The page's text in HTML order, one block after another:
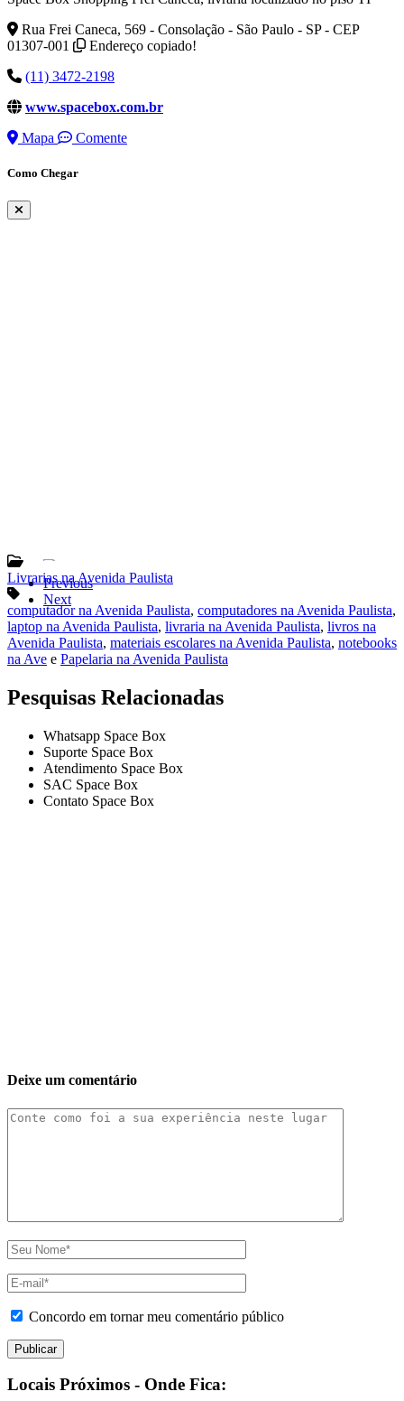
Rua Frei Caneca, 569 - Consolação - São Paulo - SP - CEP
01307-001
Endereço copiado!
(11) 3472-2198
www.spacebox.com.br
Mapa
Comente
Como Chegar
Previous
Next
Livrarias na Avenida Paulista
computador na Avenida Paulista, computadores na Avenida Paulista,
laptop na Avenida Paulista, livraria na Avenida Paulista, livros na
Avenida Paulista, materiais escolares na Avenida Paulista, notebooks
na Ave e Papelaria na Avenida Paulista
Pesquisas Relacionadas
Whatsapp Space Box
Suporte Space Box
Atendimento Space Box
SAC Space Box
Contato Space Box
Deixe um comentário
Concordo em tornar meu comentário público
Locais Próximos - Onde Fica: